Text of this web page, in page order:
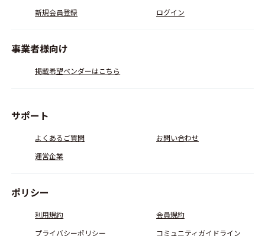
新規会員登録
ログイン
事業者様向け
掲載希望ベンダーはこちら
サポート
よくあるご質問
お問い合わせ
運営企業
ポリシー
利用規約
会員規約
プライバシーポリシー
コミュニティガイドライン